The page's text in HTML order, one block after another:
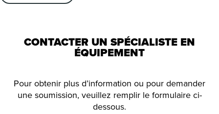
CONTACTER UN SPÉCIALISTE EN
ÉQUIPEMENT
Pour obtenir plus d’information ou pour demander
une soumission, veuillez remplir le formulaire ci-
dessous.